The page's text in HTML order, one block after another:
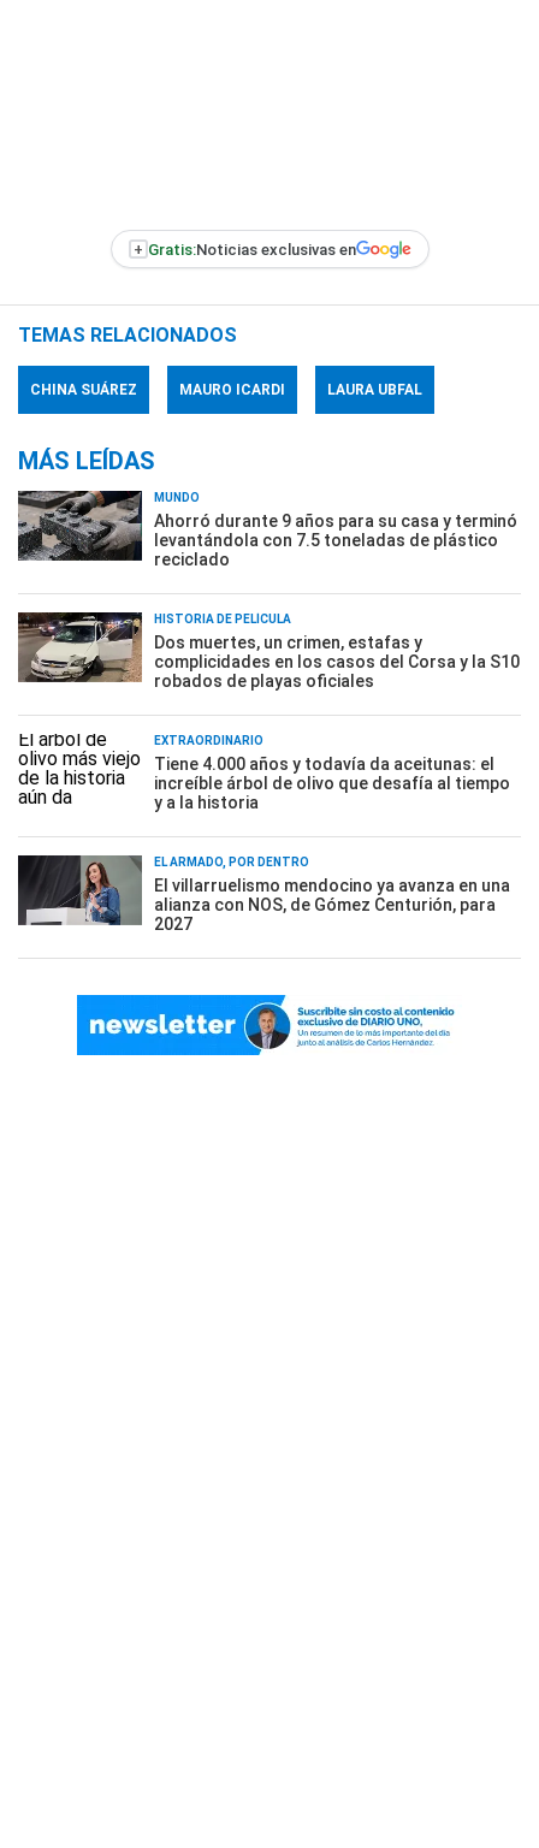
+ Gratis:Noticias exclusivas en
TEMAS RELACIONADOS
CHINA SUÁREZ MAURO ICARDI LAURA UBFAL
MÁS LEÍDAS
MUNDO
Ahorró durante 9 años para su casa y terminó
levantándola con 7.5 toneladas de plástico
reciclado
HISTORIA DE PELÍCULA
Dos muertes, un crimen, estafas y
complicidades en los casos del Corsa y la S10
robados de playas oficiales
EXTRAORDINARIO
Tiene 4.000 años y todavía da aceitunas: el
increíble árbol de olivo que desafía al tiempo
y a la historia
EL ARMADO, POR DENTRO
El villarruelismo mendocino ya avanza en una
alianza con NOS, de Gómez Centurión, para
2027